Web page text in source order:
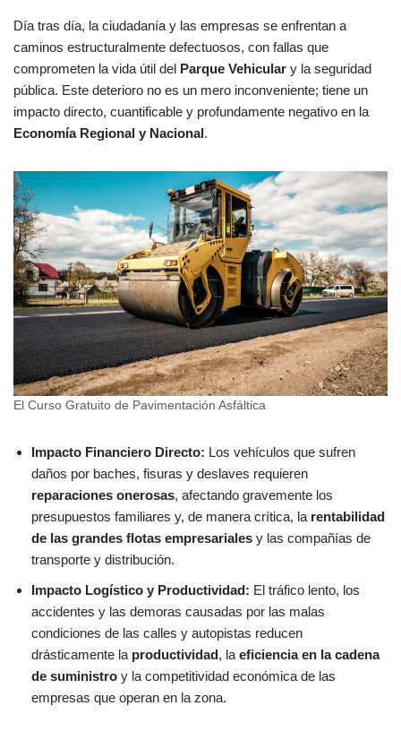
Día tras día, la ciudadanía y las empresas se enfrentan a
caminos estructuralmente defectuosos, con fallas que
comprometen la vida útil del Parque Vehicular y la seguridad
pública. Este deterioro no es un mero inconveniente; tiene un
impacto directo, cuantificable y profundamente negativo en la
Economía Regional y Nacional.
El Curso Gratuito de Pavimentación Asfáltica
Impacto Financiero Directo: Los vehículos que sufren
daños por baches, fisuras y deslaves requieren
reparaciones onerosas, afectando gravemente los
presupuestos familiares y, de manera crítica, la rentabilidad
de las grandes flotas empresariales y las compañías de
transporte y distribución.
Impacto Logístico y Productividad: El tráfico lento, los
accidentes y las demoras causadas por las malas
condiciones de las calles y autopistas reducen
drásticamente la productividad, la eficiencia en la cadena
de suministro y la competitividad económica de las
empresas que operan en la zona.